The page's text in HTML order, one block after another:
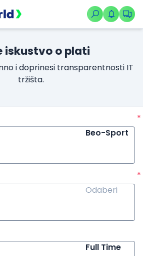
iskustvo o plati
i doprinesi transparentnosti IT
tržišta.
*
Beo-Sport
*
Odaberi
Full Time